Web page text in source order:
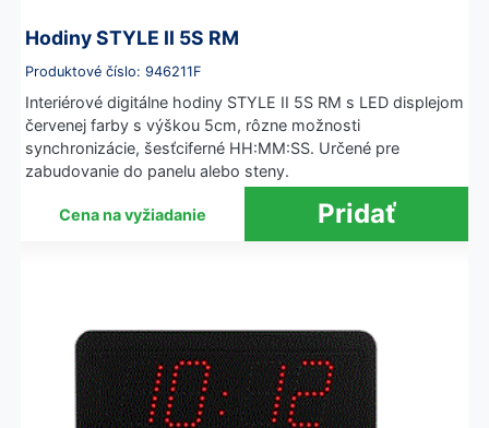
Hodiny STYLE II 5S RM
Produktové číslo: 946211F
Interiérové digitálne hodiny STYLE II 5S RM s LED displejom
červenej farby s výškou 5cm, rôzne možnosti
synchronizácie, šesťciferné HH:MM:SS. Určené pre
zabudovanie do panelu alebo steny.
Cena na vyžiadanie